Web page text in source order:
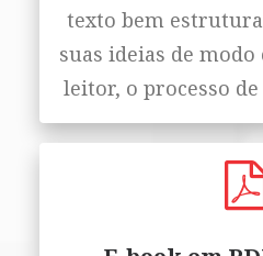
texto bem
suas ideias de
leitor, o processo